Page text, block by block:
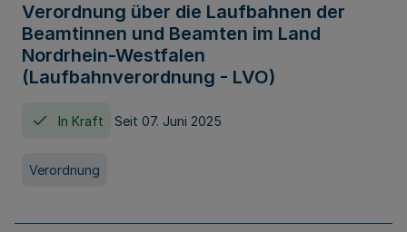
Verordnung über die Laufbahnen der
Beamtinnen und Beamten im Land
Nordrhein-Westfalen
(Laufbahnverordnung - LVO)
In Kraft Seit 07. Juni 2025
Verordnung